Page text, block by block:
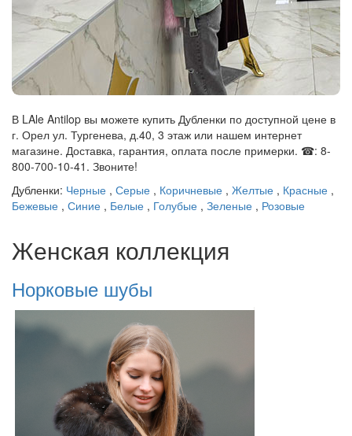
В LAle Antilop вы можете купить Дубленки по доступной цене в
г. Орел ул. Тургенева, д.40, 3 этаж или нашем интернет
магазине. Доставка, гарантия, оплата после примерки. ☎: 8-
800-700-10-41. Звоните!
Дубленки: Черные , Серые , Коричневые , Желтые , Красные ,
Бежевые , Синие , Белые , Голубые , Зеленые , Розовые
Женская коллекция
Норковые шубы